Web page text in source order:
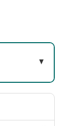
▼